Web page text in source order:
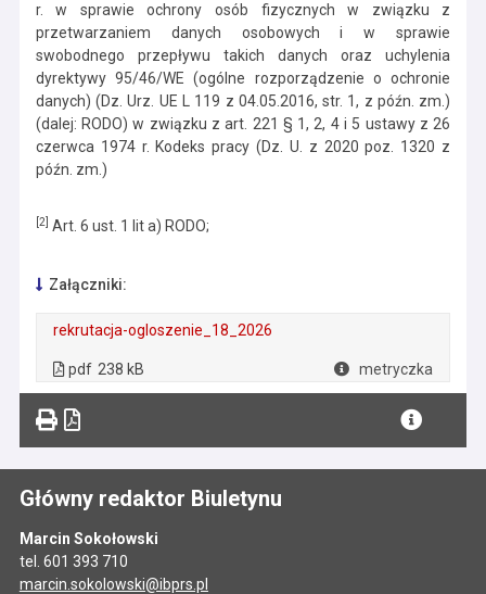
r. w sprawie ochrony osób fizycznych w związku z
przetwarzaniem danych osobowych i w sprawie
swobodnego przepływu takich danych oraz uchylenia
dyrektywy 95/46/WE (ogólne rozporządzenie o ochronie
danych) (Dz. Urz. UE L 119 z 04.05.2016, str. 1, z późn. zm.)
(dalej: RODO) w związku z art. 221 § 1, 2, 4 i 5 ustawy z 26
czerwca 1974 r. Kodeks pracy (Dz. U. z 2020 poz. 1320 z
późn. zm.)
[2] Art. 6 ust. 1 lit a) RODO;
Załączniki:
rekrutacja-ogloszenie_18_2026
pdf 238 kB metryczka
Główny redaktor Biuletynu
Marcin Sokołowski
tel. 601 393 710
marcin.sokolowski@ibprs.pl